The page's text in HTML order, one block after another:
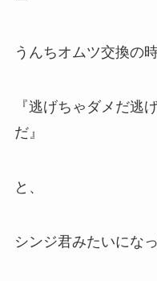
うんちオムツ交換の時
『逃げちゃダメだ逃
だ』
と、
シンジ君みたいになっ